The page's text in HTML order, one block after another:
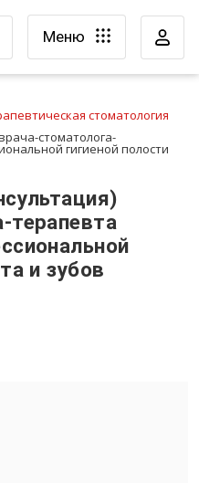
Меню
стоматология
стоматолога-
гигиеной полости
терапевта
и зубов